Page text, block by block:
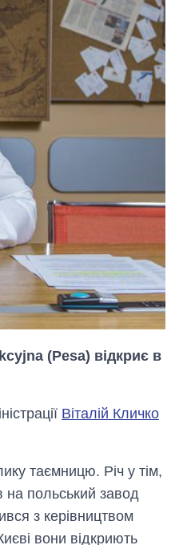
(Pesa) відкриє в
Віталій Кличко
таємницю. Річ у тім,
на польський завод
з керівництвом
вони відкриють